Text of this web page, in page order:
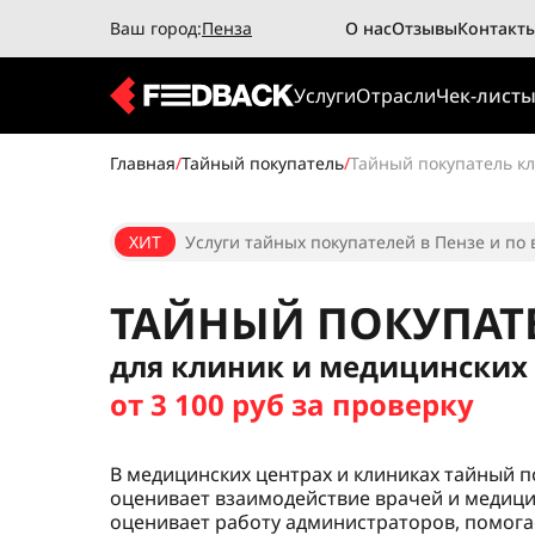
Ваш город:Пенза О насОтзывы
УслугиОтраслиЧек-листы
Главная/Тайный покупатель/Тайный покупатель
ХИТ Услуги тайных покупателей в Пензе и по
ТАЙНЫЙ
для клиник и медицинских
от 3 100 руб за проверку
В медицинских центрах и клиниках тайный
оценивает взаимодействие врачей и
оценивает работу администраторов,